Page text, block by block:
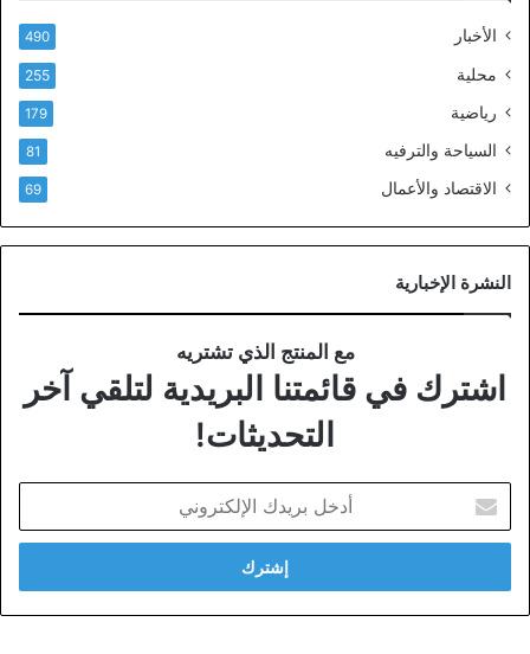
الأخبار 490
محلية 255
رياضية 179
السياحة والترفيه 81
الاقتصاد والأعمال 69
النشرة الإخبارية
مع المنتج الذي تشتريه
اشترك في قائمتنا البريدية لتلقي آخر
التحديثات!
بريدك
الإلكتروني